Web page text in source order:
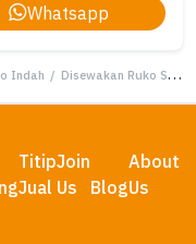
Whatsapp
Indah / Disewakan Ruko Siap Pakai Taman Kopo Indah 3
Titip
Jual
Join
Us
Blog
About
Us